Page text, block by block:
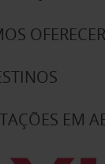
OFERECER
EM